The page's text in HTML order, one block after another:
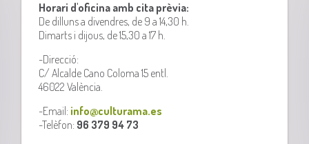
Horari d'oficina amb cita prèvia:
De dilluns a divendres, de 9 a 14,30 h.
Dimarts i dijous, de 15,30 a 17 h.
-Direcció:
C/ Alcalde Cano Coloma 15 entl.
46022 València.
-Email: info@culturama.es
-Telèfon: 96 379 94 73